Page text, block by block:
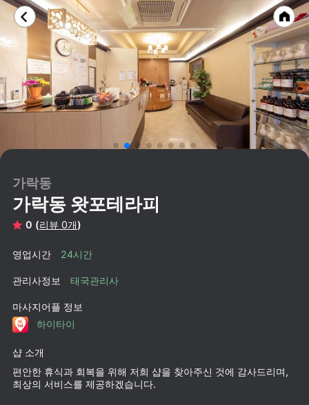
가락동
가락동 왓포테라피
0 (리뷰 0개)
영업시간 24시간
관리사정보 태국관리사
마사지어플 정보
하이타이
샵 소개
편안한 휴식과 회복을 위해 저희 샵을 찾아주신 것에 감사드리며,
최상의 서비스를 제공하겠습니다.